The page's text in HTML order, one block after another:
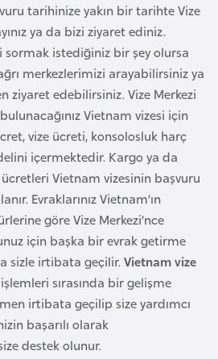
tarihinize yakın bir tarihte Vize
ya da bizi ziyaret ediniz.
istediğiniz bir şey olursa
merkezlerimizi arayabilirsiniz ya
ziyaret edebilirsiniz. Vize Merkezi
Vietnam vizesi için
vize ücreti, konsolosluk harç
içermektedir. Kargo ya da
Vietnam vizesinin başvuru
Evraklarınız Vietnam’ın
göre Vize Merkezi’nce
için başka bir evrak getirme
sizle irtibata geçilir. Vietnam vize
sırasında bir gelişme
irtibata geçilip size yardımcı
başarılı olarak
destek olunur.